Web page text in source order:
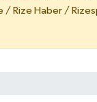
/ Rize Haber /